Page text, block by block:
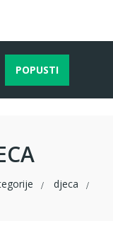
POPUSTI
djeca